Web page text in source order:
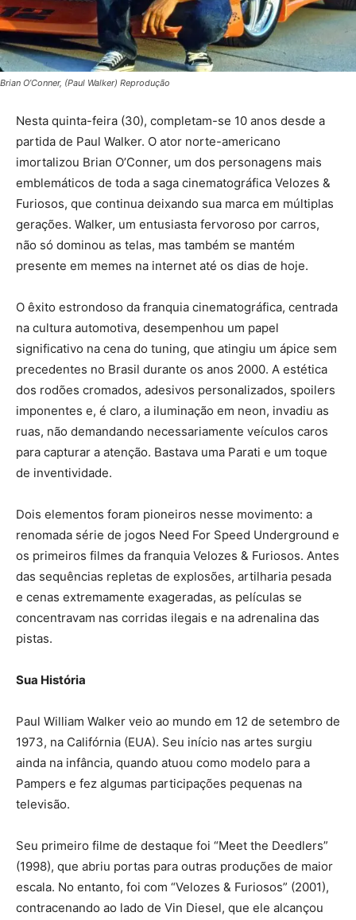
Brian O’Conner, (Paul Walker) Reprodução
Nesta quinta-feira (30), completam-se 10 anos desde a
partida de Paul Walker. O ator norte-americano
imortalizou Brian O’Conner, um dos personagens mais
emblemáticos de toda a saga cinematográfica Velozes &
Furiosos, que continua deixando sua marca em múltiplas
gerações. Walker, um entusiasta fervoroso por carros,
não só dominou as telas, mas também se mantém
presente em memes na internet até os dias de hoje.
O êxito estrondoso da franquia cinematográfica, centrada
na cultura automotiva, desempenhou um papel
significativo na cena do tuning, que atingiu um ápice sem
precedentes no Brasil durante os anos 2000. A estética
dos rodões cromados, adesivos personalizados, spoilers
imponentes e, é claro, a iluminação em neon, invadiu as
ruas, não demandando necessariamente veículos caros
para capturar a atenção. Bastava uma Parati e um toque
de inventividade.
Dois elementos foram pioneiros nesse movimento: a
renomada série de jogos Need For Speed Underground e
os primeiros filmes da franquia Velozes & Furiosos. Antes
das sequências repletas de explosões, artilharia pesada
e cenas extremamente exageradas, as películas se
concentravam nas corridas ilegais e na adrenalina das
pistas.
Sua História
Paul William Walker veio ao mundo em 12 de setembro de
1973, na Califórnia (EUA). Seu início nas artes surgiu
ainda na infância, quando atuou como modelo para a
Pampers e fez algumas participações pequenas na
televisão.
Seu primeiro filme de destaque foi “Meet the Deedlers”
(1998), que abriu portas para outras produções de maior
escala. No entanto, foi com “Velozes & Furiosos” (2001),
contracenando ao lado de Vin Diesel, que ele alcançou